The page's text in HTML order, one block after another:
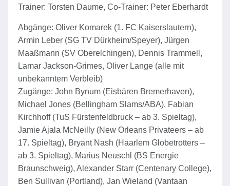
Trainer: Torsten Daume, Co-Trainer: Peter Eberhardt
Abgänge: Oliver Komarek (1. FC Kaiserslautern),
Armin Leber (SG TV Dürkheim/Speyer), Jürgen
Maaßmann (SV Oberelchingen), Dennis Trammell,
Lamar Jackson-Grimes, Oliver Lange (alle mit
unbekanntem Verbleib)
Zugänge: John Bynum (Eisbären Bremerhaven),
Michael Jones (Bellingham Slams/ABA), Fabian
Kirchhoff (TuS Fürstenfeldbruck – ab 3. Spieltag),
Jamie Ajala McNeilly (New Orleans Privateers – ab
17. Spieltag), Bryant Nash (Haarlem Globetrotters –
ab 3. Spieltag), Marius Neuschl (BS Energie
Braunschweig), Alexander Starr (Centenary College),
Ben Sullivan (Portland), Jan Wieland (Vantaan